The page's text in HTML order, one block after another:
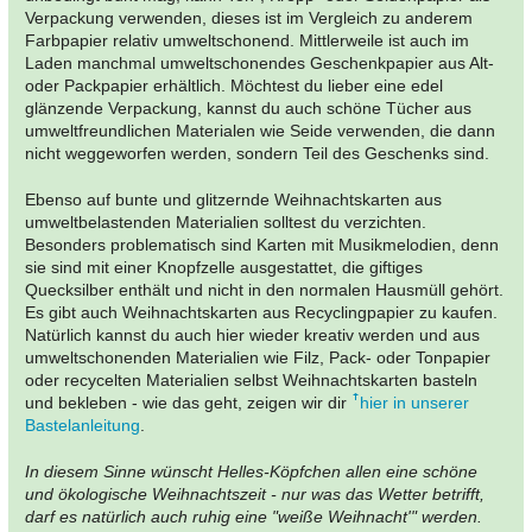
Verpackung verwenden, dieses ist im Vergleich zu anderem
Farbpapier relativ umweltschonend. Mittlerweile ist auch im
Laden manchmal umweltschonendes Geschenkpapier aus Alt-
oder Packpapier erhältlich. Möchtest du lieber eine edel
glänzende Verpackung, kannst du auch schöne Tücher aus
umweltfreundlichen Materialen wie Seide verwenden, die dann
nicht weggeworfen werden, sondern Teil des Geschenks sind.
Ebenso auf bunte und glitzernde Weihnachtskarten aus
umweltbelastenden Materialien solltest du verzichten.
Besonders problematisch sind Karten mit Musikmelodien, denn
sie sind mit einer Knopfzelle ausgestattet, die giftiges
Quecksilber enthält und nicht in den normalen Hausmüll gehört.
Es gibt auch Weihnachtskarten aus Recyclingpapier zu kaufen.
Natürlich kannst du auch hier wieder kreativ werden und aus
umweltschonenden Materialien wie Filz, Pack- oder Tonpapier
oder recycelten Materialien selbst Weihnachtskarten basteln
und bekleben - wie das geht, zeigen wir dir
hier in unserer
Bastelanleitung
In diesem Sinne wünscht Helles-Köpfchen allen eine schöne
und ökologische Weihnachtszeit - nur was das Wetter betrifft,
darf es natürlich auch ruhig eine "weiße Weihnacht'" werden.